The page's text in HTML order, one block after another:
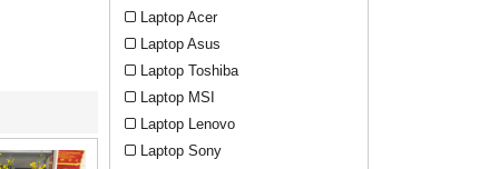
Laptop Acer
Laptop Asus
Laptop Toshiba
Laptop MSI
Laptop Lenovo
Laptop Sony